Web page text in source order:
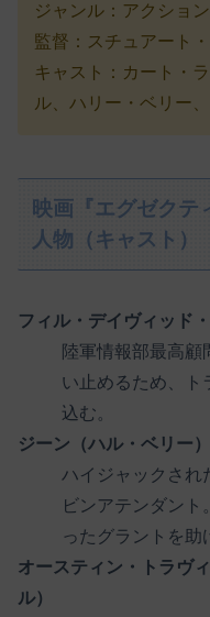
ジャンル：アクション
監督：スチュアート
キャスト：カート・
ル、ハリー・ベリー
映画『エグゼクテ
人物（キャスト）
フィル・デイヴィッド
陸軍情報部最高顧
い止めるため、ト
込む。
ジーン（ハル・ベリー）
ハイジャックされ
ビンアテンダント
ったグラントを助
オースティン・トラヴ
ル）